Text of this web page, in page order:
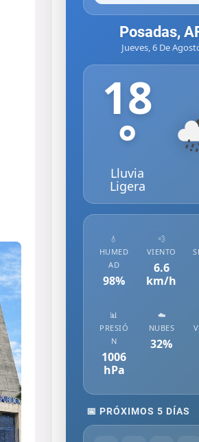
Posadas,
Jueves, 6 De
18
°
Lluvia
Ligera
💧
HUMED
AD
98%
💨
VIENTO
6.6
km/h
📊
PRESIÓ
N
1006
hPa
☁️
NUBES
32%
📅 PRÓXIMOS 5 DÍAS